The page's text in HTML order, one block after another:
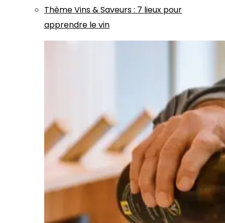
ThèmeVins & Saveurs: 7 lieux pour
apprendre le vin